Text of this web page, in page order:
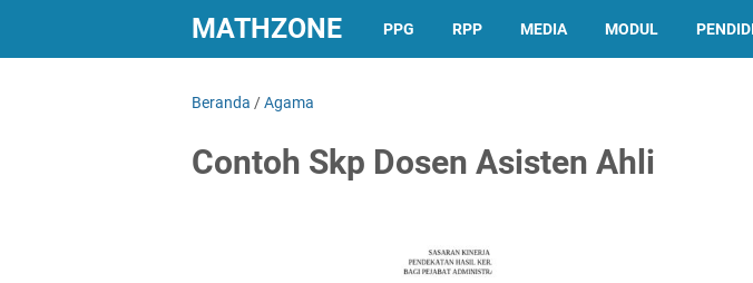
MATHZONE PPG RPP MEDIA MODUL
Beranda /Agama
Contoh Skp Dosen Asisten Ahli